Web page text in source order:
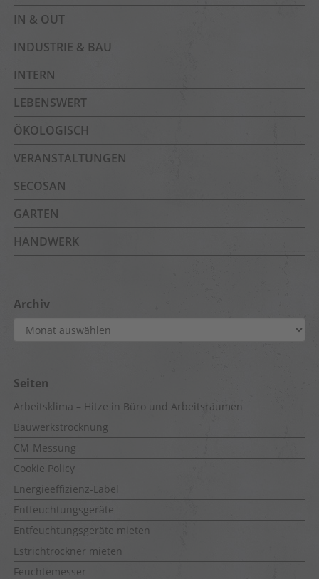
IN & OUT
INDUSTRIE & BAU
INTERN
LEBENSWERT
ÖKOLOGISCH
VERANSTALTUNGEN
SECOSAN
GARTEN
HANDWERK
Archiv
Archiv
Seiten
Arbeitsklima – Hitze in Büro und Arbeitsräumen
Bauwerkstrocknung
CM-Messung
Cookie Policy
Energieeffizienz-Label
Entfeuchtungsgeräte
Entfeuchtungsgeräte mieten
Estrichtrockner mieten
Feuchtemesser